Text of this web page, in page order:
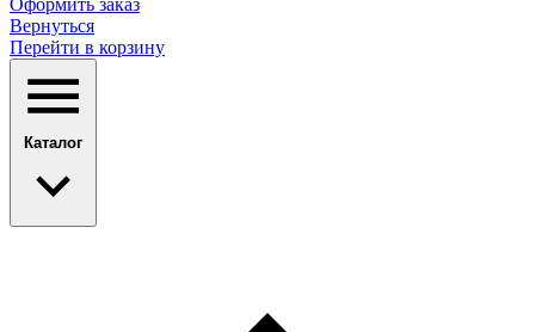
Оформить заказ
Вернуться
Перейти в корзину
Каталог